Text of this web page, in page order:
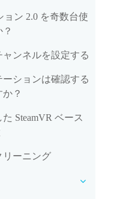
ョン 2.0 を奇数台使
ンネルを設定する
ションは確認する
？
SteamVR ベース
リーニング